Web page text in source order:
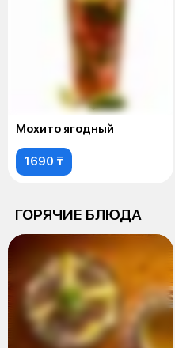
Мохито ягодный
1690 ₸
ГОРЯЧИЕ БЛЮДА